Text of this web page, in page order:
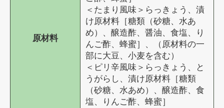
原材料
＜たまり風味＞らっきょう、漬
け原材料［糖類（砂糖、水あ
め）、醸造酢、醤油、食塩、り
んご酢、蜂蜜］、（原材料の一
部に大豆、小麦を含む）
＜ピリ辛風味＞らっきょう、と
うがらし、漬け原材料［糖類
（砂糖、水あめ）、醸造酢、食
塩、りんご酢、蜂蜜］